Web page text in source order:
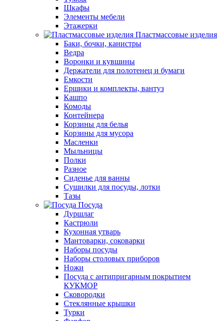
Шкафы
Элементы мебели
Этажерки
Пластмассовые изделия
Баки, бочки, канистры
Ведра
Воронки и кувшины
Держатели для полотенец и бумаги
Емкости
Ершики и комплекты, вантуз
Кашпо
Комоды
Контейнера
Корзины для белья
Корзины для мусора
Масленки
Мыльницы
Полки
Разное
Сиденье для ванны
Сушилки для посуды, лотки
Тазы
Посуда
Дуршлаг
Кастрюли
Кухонная утварь
Мантоварки, соковарки
Наборы посуды
Наборы столовых приборов
Ножи
Посуда с антипригарным покрытием
КУКМОР
Сковородки
Стеклянные крышки
Турки